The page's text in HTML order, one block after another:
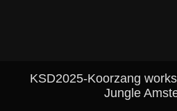
KSD2025-Koorzang
Jungle